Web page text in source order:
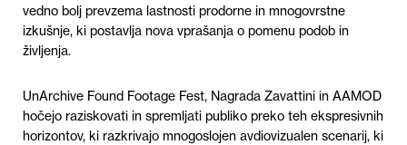
vedno bolj prevzema lastnosti prodorne in mnogovrstne
izkušnje, ki postavlja nova vprašanja o pomenu podob in
življenja.
UnArchive Found Footage Fest, Nagrada Zavattini in AAMOD
hočejo raziskovati in spremljati publiko preko teh ekspresivnih
horizontov, ki razkrivajo mnogoslojen avdiovizualen scenarij, ki